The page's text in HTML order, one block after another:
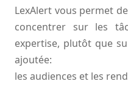
LexAlert vous permet
concentrer sur les
expertise, plutôt que
ajoutée:
les audiences et les